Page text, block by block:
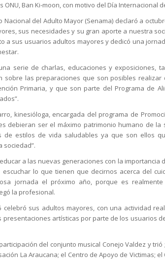
ONU, Ban Ki-moon, con motivo del Día Internacional
Nacional del Adulto Mayor (Senama) declaró a
sus necesidades y su gran aporte a nuestra
a sus usuarios adultos mayores y dedicó una
serie de charlas, educaciones y exposiciones,
sobre las preparaciones que son posibles
Primaria, y que son parte del Programa de
kinesióloga, encargada del programa de
debieran ser el máximo patrimonio humano de
de estilos de vida saludables ya que son ellos
sociedad”.
a las nuevas generaciones con la
lo que tienen que decirnos acerca del
jornada el próximo año, porque es
la profesional.
celebró sus adultos mayores, con una actividad
artísticas por parte de los usuarios
del conjunto musical Conejo Valdez y
La Araucana; el Centro de Apoyo de Victimas;